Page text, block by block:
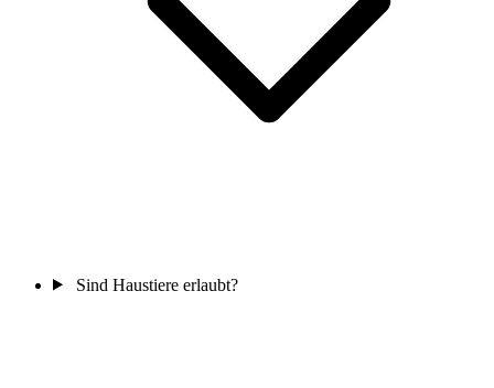
Sind Haustiere erlaubt?